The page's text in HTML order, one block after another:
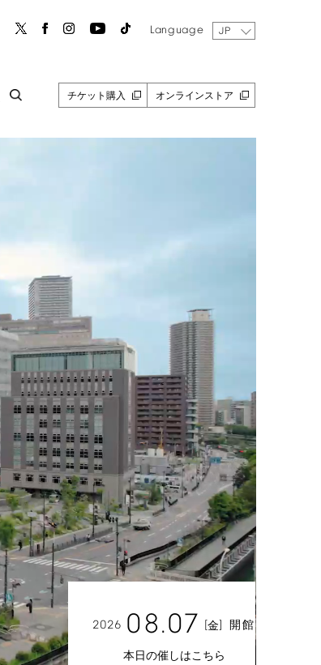
Language JP
チケット購入 オンラインストア
2026 08.07 [金] 開館
本日の催しはこちら